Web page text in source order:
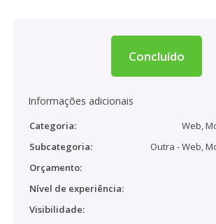
Concluído
Informações adicionais
Categoria:
Web,
Subcategoria:
Outra - Web,
Orçamento:
Nível de experiência:
Visibilidade: